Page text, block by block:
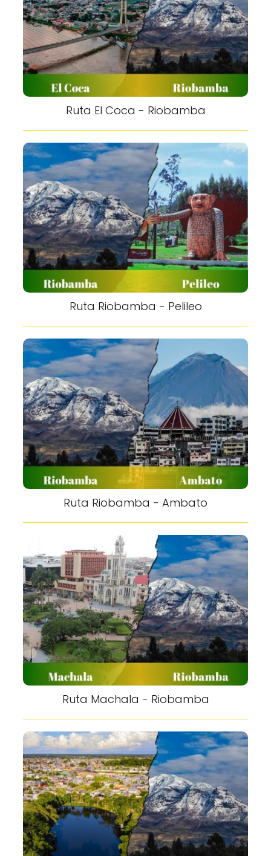
Ruta El Coca - Riobamba
Ruta Riobamba - Pelileo
Ruta Riobamba - Ambato
Ruta Machala - Riobamba